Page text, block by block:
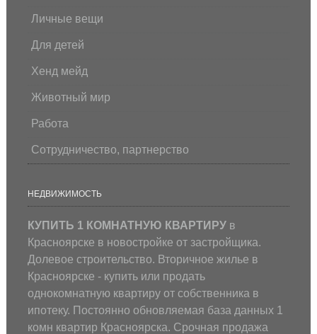
Личные вещи
Для детей
Хенд мейд
Животный мир
Работа
Сотрудничество, партнерство
НЕДВИЖИМОСТЬ
КУПИТЬ 1 КОМНАТНУЮ КВАРТИРУв
Красноярске в новостройке от застройщика.
Долевое строительство. Вторичное жилье в
Красноярске - купить или продать
однокомнатную квартиру от собственника в
ипотеку. Постоянно обновляемая база данных 1
комн квартир Красноярска. Срочная продажа